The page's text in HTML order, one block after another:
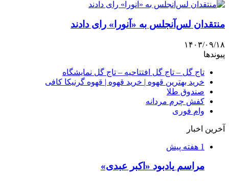
منتقدان لس‌آنجلس به «آنورا» رای دادند
۱۴۰۳/۰۹/۱۸
پیوندها
تاج گل – تاج گل افتتاحیه – تاج گل نمایشگاه
خرید بهترین قهوه | خرید قهوه | قهوه گرنیکا کافی
صندوق طلا
کفش چرم مردانه
وام فوری
آخرین اخبار
1 هفته پیش
مراسم یادبود «اکبر عبدی»